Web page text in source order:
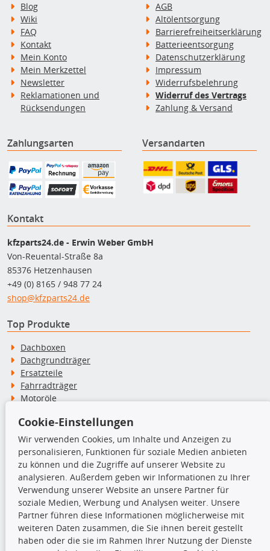
Blog
Wiki
FAQ
Kontakt
Mein Konto
Mein Merkzettel
Newsletter
Reklamationen und
Rücksendungen
AGB
Altölentsorgung
Barrierefreiheitserklärung
Batterieentsorgung
Datenschutzerklärung
Impressum
Widerrufsbelehrung
Widerruf des Vertrags
Zahlung & Versand
Zahlungsarten Versandarten
Kontakt
kfzparts24.de - Erwin Weber GmbH
Von-Reuental-Straße 8a
85376 Hetzenhausen
+49 (0) 8165 / 948 77 24
shop@kfzparts24.de
Top Produkte
Dachboxen
Dachgrundträger
Ersatzteile
Fahrradträger
Motoröle
Schneeketten
TecDoc Inside
Die hier angezeigten Daten insbesondere die gesamte Datenbank dürfen
nicht kopiert werden.
Cookie-Einstellungen
Wir verwenden Cookies, um Inhalte und Anzeigen zu
personalisieren, Funktionen für soziale Medien anbieten
zu können und die Zugriffe auf unserer Website zu
analysieren. Außerdem geben wir Informationen zu Ihrer
Verwendung unserer Website an unsere Partner für
soziale Medien, Werbung und Analysen weiter. Unsere
Partner führen diese Informationen möglicherweise mit
weiteren Daten zusammen, die Sie ihnen bereit gestellt
haben oder die sie im Rahmen Ihrer Nutzung der Dienste